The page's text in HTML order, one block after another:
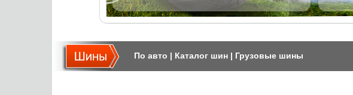
По авто | Каталог шин | Грузовые шины